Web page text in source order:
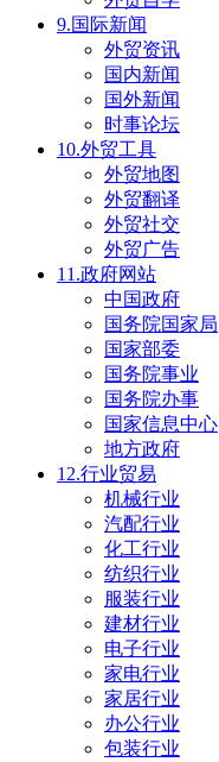
9.国际新闻
外贸资讯
国内新闻
国外新闻
时事论坛
10.外贸工具
外贸地图
外贸翻译
外贸社交
外贸广告
11.政府网站
中国政府
国务院国家局
国家部委
国务院事业
国务院办事
国家信息中心
地方政府
12.行业贸易
机械行业
汽配行业
化工行业
纺织行业
服装行业
建材行业
电子行业
家电行业
家居行业
办公行业
包装行业